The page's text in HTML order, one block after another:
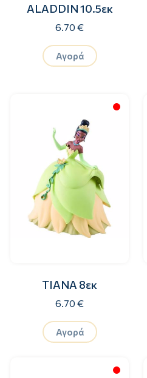
ΑLADDIN 10.5εκ
6.70 €
Αγορά
TIANA 8εκ
6.70 €
Αγορά